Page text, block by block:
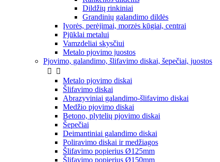
Dildžių rinkiniai
Grandinių galandimo dildės
Įvorės, perėjimai, morzės kūgiai, centrai
Pjūklai metalui
Vamzdeliai skysčiui
Metalo pjovimo juostos
Pjovimo, galandimo, šlifavimo diskai, šepečiai, juostos


Metalo pjovimo diskai
Šlifavimo diskai
Abrazyviniai galandimo-šlifavimo diskai
Medžio pjovimo diskai
Betono, plytelių pjovimo diskai
Šepečiai
Deimantiniai galandimo diskai
Poliravimo diskai ir medžiagos
Šlifavimo popierius Ø125mm
Šlifavimo popierius Ø150mm